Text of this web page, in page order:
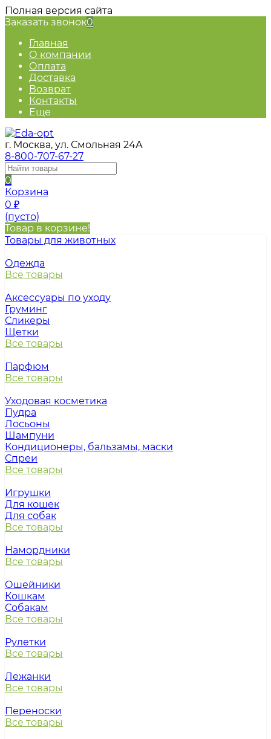
Полная версия сайта
Заказать звонок0
Главная
О компании
Оплата
Доставка
Возврат
Контакты
Еще
г. Москва, ул. Смольная 24А
8-800-707-67-27
0
Корзина
0 ₽
(пусто)
Товар в корзине!
Товары для животных
Одежда
Все товары
Аксессуары по уходу
Груминг
Сликеры
Щетки
Все товары
Парфюм
Все товары
Уходовая косметика
Пудра
Лосьоны
Шампуни
Кондиционеры, бальзамы, маски
Спреи
Все товары
Игрушки
Для кошек
Для собак
Все товары
Намордники
Все товары
Ошейники
Кошкам
Собакам
Все товары
Рулетки
Все товары
Лежанки
Все товары
Переноски
Все товары